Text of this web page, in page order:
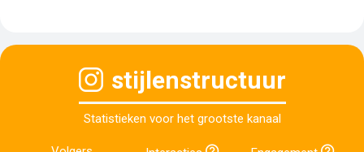
stijlenstructuur
Statistieken voor het grootste kanaal